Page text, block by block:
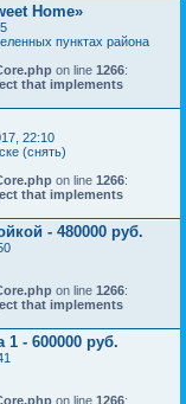
Home»
пунктах района
on line 1266:
that implements
22:10
(снять)
on line 1266:
that implements
- 480000 руб.
on line 1266:
that implements
- 600000 руб.
on line 1266: